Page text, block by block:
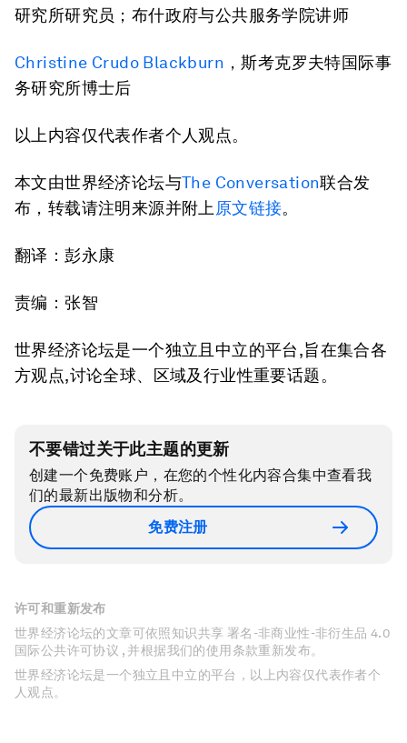
研究所研究员；布什政府与公共服务学院讲师
Christine Crudo Blackburn ，斯考克罗夫特国际事
务研究所博士后
以上内容仅代表作者个人观点。
本文由世界经济论坛与The Conversation联合发
布，转载请注明来源并附上 原文链接。
翻译：彭永康
责编：张智
世界经济论坛是一个独立且中立的平台,旨在集合各
方观点,讨论全球、区域及行业性重要话题。
不要错过关于此主题的更新
创建一个免费账户，在您的个性化内容合集中查看我
们的最新出版物和分析。
免费注册
许可和重新发布
世界经济论坛的文章可依照知识共享 署名-非商业性-非衍生品 4.0
国际公共许可协议 , 并根据我们的使用条款重新发布。
世界经济论坛是一个独立且中立的平台，以上内容仅代表作者个
人观点。